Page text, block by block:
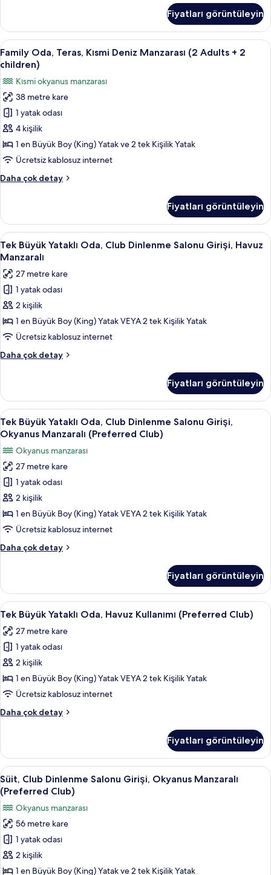
görün
Adults
2
Children)
daha
fazla
detay
Fiyatları görüntüleyin
Family
Oda,
Kısmi
Deniz
Manzarası
(2
Adults
+
children)
fotoğrafları
görün
Minibar, odada kasa, masa, güneşlik/
4
Family Oda, Teras, Kısmi Deniz Manzarası (2 Adults + 2
children)
Kısmi okyanus manzarası
38 metre kare
1 yatak odası
4 kişilik
1 en Büyük Boy (King) Yatak ve 2 tek Kişilik Yatak
Ücretsiz kablosuz internet
Daha çok detay
Family
Deniz
Manzarası
(2
Adults
2
children)
hakkında
daha
fazla
Fiyatları görüntüleyin
Tek
Büyük
Yataklı
Oda,
Club
Dinlenme
Salonu
Girişi,
Havuz
Manzaralı
tüm
fotoğrafları
görün
Tek Büyük Yataklı Oda, Club
4
Tek Büyük Yataklı Oda, Club Dinlenme Salonu Girişi, Havuz
Manzaralı
27 metre kare
1 yatak odası
2 kişilik
1 en Büyük Boy (King) Yatak VEYA 2 tek Kişilik Yatak
Ücretsiz kablosuz internet
Daha çok detay
Tek
Club
Dinlenme
Salonu
Girişi,
Havuz
Manzaralı
hakkında
daha
fazla
detay
Fiyatları görüntüleyin
Tek
Büyük
Yataklı
Oda,
Club
Dinlenme
Salonu
Girişi,
Okyanus
(Preferred
tüm
fotoğrafları
görün
Tek Büyük Yataklı Oda, Club
4
Tek Büyük Yataklı Oda, Club Dinlenme Salonu Girişi,
Okyanus Manzaralı (Preferred Club)
Okyanus manzarası
27 metre kare
1 yatak odası
2 kişilik
1 en Büyük Boy (King) Yatak VEYA 2 tek Kişilik Yatak
Ücretsiz kablosuz internet
Daha çok detay
Tek
Club
Dinlenme
Salonu
Okyanus
Manzaralı
Club)
hakkında
daha
fazla
detay
Fiyatları görüntüleyin
Tek
Büyük
Yataklı
Oda,
Havuz
Kullanımı
(Preferred
için
görün
Tek Büyük Yataklı Oda, Havuz
4
Tek Büyük Yataklı Oda, Havuz Kullanımı (Preferred Club)
27 metre kare
1 yatak odası
2 kişilik
1 en Büyük Boy (King) Yatak VEYA 2 tek Kişilik Yatak
Ücretsiz kablosuz internet
Daha çok detay
Tek
Havuz
Kullanımı
(Preferred
Club)
hakkında
daha
fazla
detay
Fiyatları görüntüleyin
Süit,
Club
Dinlenme
Salonu
Girişi,
Okyanus
Manzaralı
(Preferred
Minibar, odada kasa, masa, güneşlik/
12
Süit, Club Dinlenme Salonu Girişi, Okyanus Manzaralı
(Preferred Club)
Okyanus manzarası
56 metre kare
1 yatak odası
2 kişilik
1 en Büyük Boy (King) Yatak ve 2 tek Kişilik Yatak